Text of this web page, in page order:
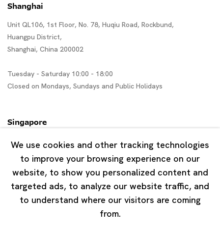
Shanghai
Unit QL106, 1st Floor, No. 78, Huqiu Road, Rockbund,
Huangpu District,
Shanghai, China 200002
Tuesday - Saturday 10:00 - 18:00
Closed on Mondays, Sundays and Public Holidays
Singapore
7 Lock Road, #02-13 Gillman Barracks
Tuesday - Saturday 11:00 - 19:00
Closed on Mondays, Sundays and Public Holidays
We use cookies and other tracking technologies
to improve your browsing experience on our
website, to show you personalized content and
targeted ads, to analyze our website traffic, and
to understand where our visitors are coming
from.